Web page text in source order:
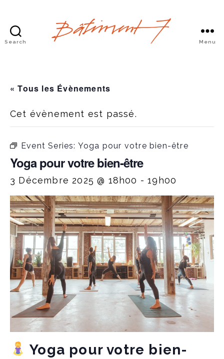
Search Menu
« Tous les Évènements
Cet évènement est passé.
Event Series: Yoga pour votre bien-être
Yoga pour votre bien-être
3 Décembre 2025 @ 18h00 -19h00
Yoga pour votre bien-